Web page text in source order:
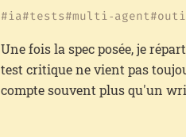
ia tests multi‑agent
Une fois la spec posée, je
test critique ne vient pas
compte souvent plus qu'un